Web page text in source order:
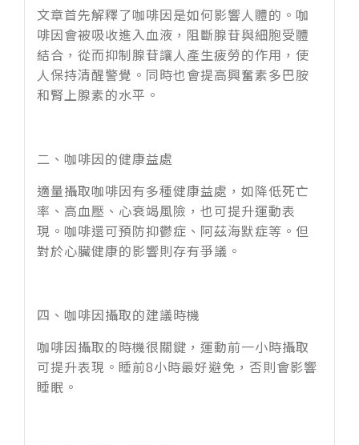
文章首先解釋了咖啡因是如何影響人體的。咖
啡因會被吸收進入血液，阻斷腺苷與細胞受體
結合，從而抑制腺苷讓人產生疲勞的作用，使
人保持清醒警覺。同時也會提高興奮素多巴胺
和腎上腺素的水平。
二、咖啡因的健康益處
適量攝取咖啡因有多種健康益處，如降低死亡
率、高血壓、心衰竭風險，也可提升運動表
現。咖啡還可預防抑鬱症、阿茲海默症等。但
對於心臟健康的影響則存有爭議。
四、咖啡因攝取的建議時機
咖啡因攝取的時機很關鍵，運動前一小時攝取
可提升表現。睡前8小時最好避免，否則會影響
睡眠。